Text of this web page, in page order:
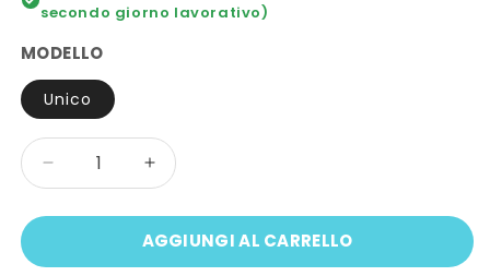
secondo giorno lavorativo)
MODELLO
Unico
Quantità
Diminuisci
quantità
per
RASTA
Aumenta
quantità
per
Parrucca
RASTA
AGGIUNGI AL CARRELLO